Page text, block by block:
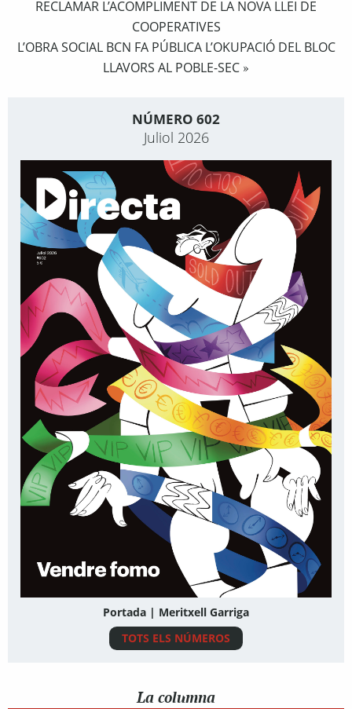
RECLAMAR L’ACOMPLIMENT DE LA NOVA LLEI DE
COOPERATIVES
L’OBRA SOCIAL BCN FA PÚBLICA L’OKUPACIÓ DEL BLOC
LLAVORS AL POBLE-SEC »
NÚMERO 602
Juliol 2026
Portada | Meritxell Garriga
TOTS ELS NÚMEROS
La columna